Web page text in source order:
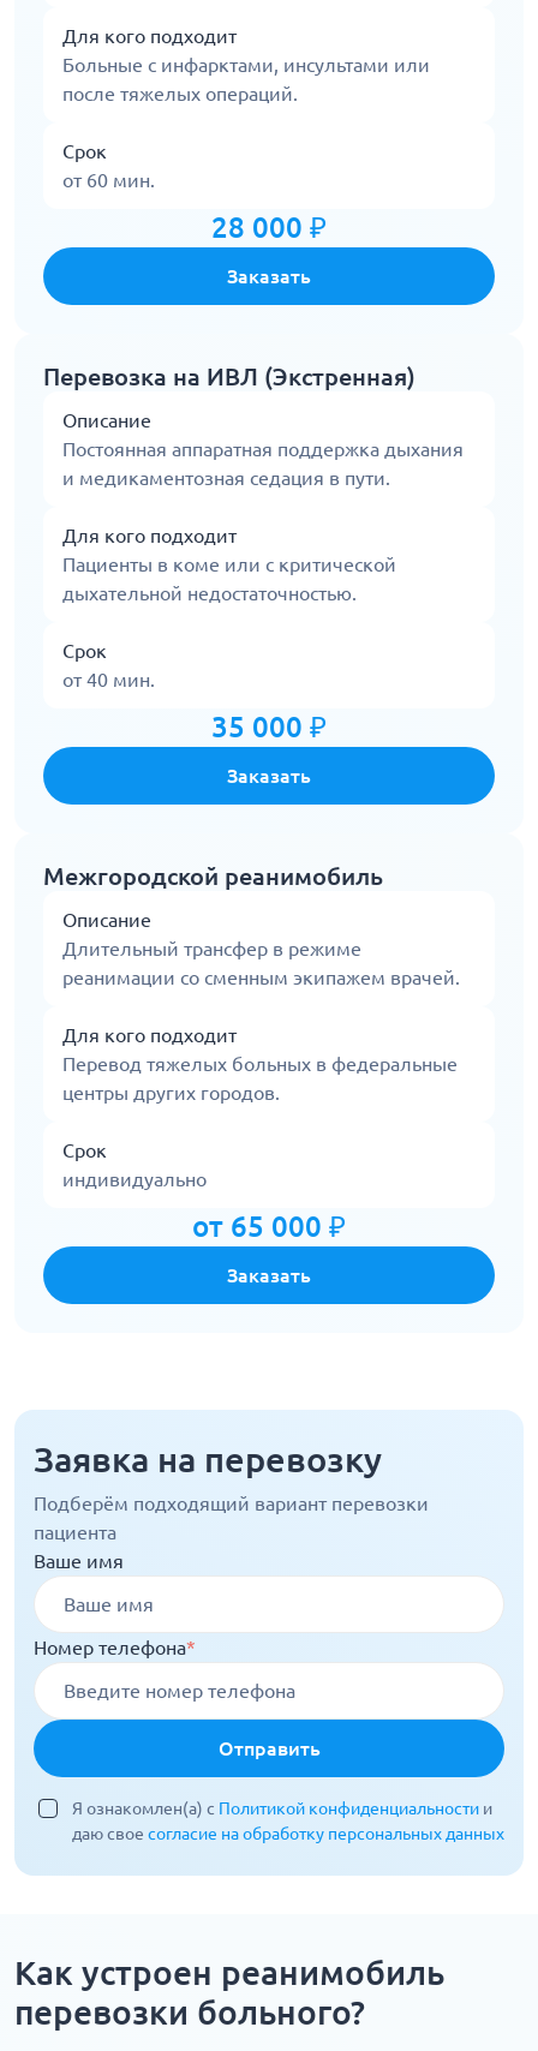
Для кого подходит
Больные с инфарктами, инсультами или
после тяжелых операций.
Срок
от 60 мин.
28 000 ₽
Заказать
Перевозка на ИВЛ (Экстренная)
Описание
Постоянная аппаратная поддержка дыхания
и медикаментозная седация в пути.
Для кого подходит
Пациенты в коме или с критической
дыхательной недостаточностью.
Срок
от 40 мин.
35 000 ₽
Заказать
Межгородской реанимобиль
Описание
Длительный трансфер в режиме
реанимации со сменным экипажем врачей.
Для кого подходит
Перевод тяжелых больных в федеральные
центры других городов.
Срок
индивидуально
от 65 000 ₽
Заказать
Заявка на перевозку
Подберём подходящий вариант перевозки
пациента
Ваше имя
Номер телефона*
Отправить
Я ознакомлен(а) с Политикой конфиденциальности и
даю свое согласие на обработку персональных данных
Как устроен реанимобиль
перевозки больного?